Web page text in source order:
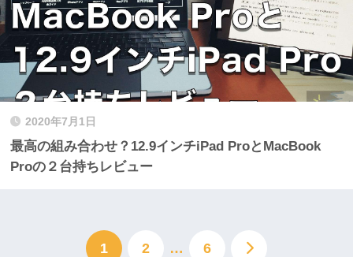
2020年7月1日
最高の組み合わせ？12.9インチiPad ProとMacBook
Proの２台持ちレビュー
1 2 … 6